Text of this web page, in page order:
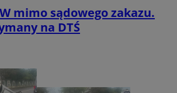
mimo sądowego zakazu.
na DTŚ